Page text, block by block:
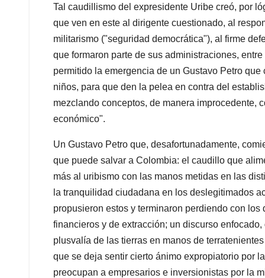
Tal caudillismo del expresidente Uribe creó, por
que ven en este al dirigente cuestionado, al
militarismo ("seguridad democrática"), al firme
que formaron parte de sus administraciones,
permitido la emergencia de un Gustavo Petro
niños, para que den la pelea en contra del
mezclando conceptos, de manera improcedente,
económico".
Un Gustavo Petro que, desafortunadamente,
que puede salvar a Colombia: el caudillo que
más al uribismo con las manos metidas en las
la tranquilidad ciudadana en los deslegitimados
propusieron estos y terminaron perdiendo con
financieros y de extracción; un discurso
plusvalía de las tierras en manos de
que se deja sentir cierto ánimo expropiatorio por
preocupan a empresarios e inversionistas por la